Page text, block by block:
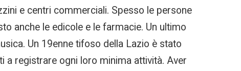
e centri commerciali. Spesso le persone
anche le edicole e le farmacie. Un ultimo
Un 19enne tifoso della Lazio è stato
a registrare ogni loro minima attività. Aver